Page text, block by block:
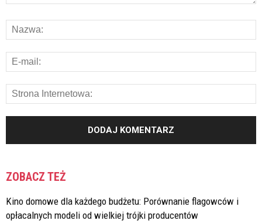
ZOBACZ TEŻ
Kino domowe dla każdego budżetu: Porównanie flagowców i
opłacalnych modeli od wielkiej trójki producentów